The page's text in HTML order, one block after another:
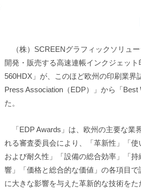
（株）SCREENグラフィックソリュ
開発・販売する高速連帳インクジェッ
560HDX」が、このほど欧州の印刷業界
Press Association（EDP）」から「Best
た。
「EDP Awards」は、欧州の主要な業
れる審査委員会により、「革新性」「
および耐久性」「設備の総合効率」「
響」「価格と総合的な価値」の各項目
に大きな影響を与えた革新的な技術をた